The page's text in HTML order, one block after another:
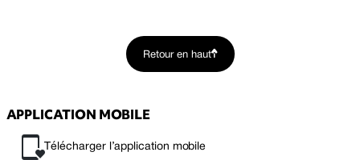
Retour en haut
APPLICATION MOBILE
Télécharger l’application mobile